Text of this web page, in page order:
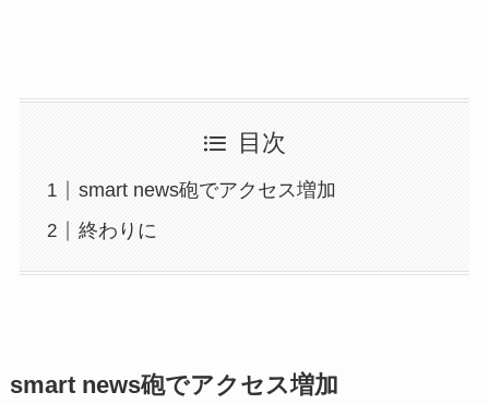
目次
smart news砲でアクセス増加
終わりに
smart news砲でアクセス増加